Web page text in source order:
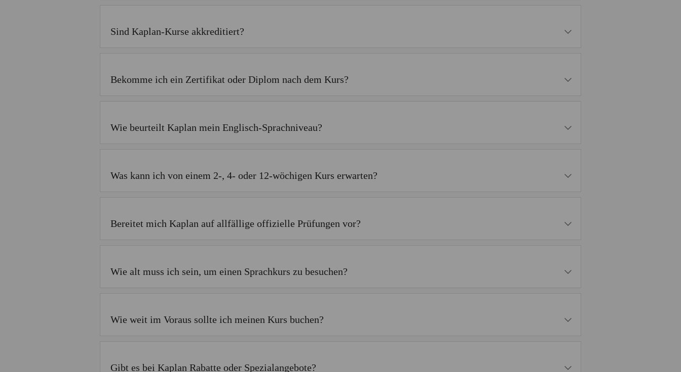
Sind Kaplan-Kurse akkreditiert?
Bekomme ich ein Zertifikat oder Diplom nach dem Kurs?
Wie beurteilt Kaplan mein Englisch-Sprachniveau?
Was kann ich von einem 2-, 4- oder 12-wöchigen Kurs erwarten?
Bereitet mich Kaplan auf allfällige offizielle Prüfungen vor?
Wie alt muss ich sein, um einen Sprachkurs zu besuchen?
Wie weit im Voraus sollte ich meinen Kurs buchen?
Gibt es bei Kaplan Rabatte oder Spezialangebote?